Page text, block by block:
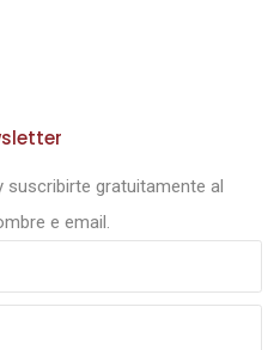
gratuitamente al
e email.